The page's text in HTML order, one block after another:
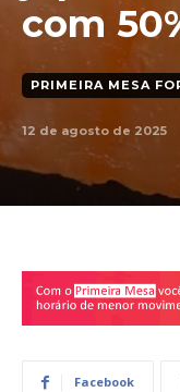
com
PRIMEIRA MESA
12 de agosto de 2025
Facebook